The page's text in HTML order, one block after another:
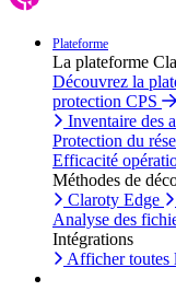
Plateforme
La plateforme
Découvrez la
protection CPS
Inventaire des
Protection du
Efficacité
Méthodes de
Claroty Edge
Analyse des
Intégrations
Afficher toutes